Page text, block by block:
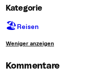
Kategorie
🏖Reisen
Weniger anzeigen
Kommentare